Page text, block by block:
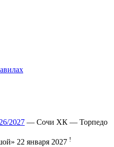
2027 — Сочи ХК — Торпедо
22 января 2027 !